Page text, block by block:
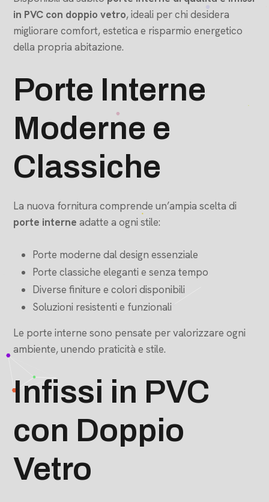
in PVC con doppio vetro, ideali per chi desidera
migliorare comfort, estetica e risparmio energetico
della propria abitazione.
Porte Interne
Moderne e
Classiche
La nuova fornitura comprende un’ampia scelta di
porte interne adatte a ogni stile:
Porte moderne dal design essenziale
Porte classiche eleganti e senza tempo
Diverse finiture e colori disponibili
Soluzioni resistenti e funzionali
Le porte interne sono pensate per valorizzare ogni
ambiente, unendo praticità e stile.
Infissi in PVC
con Doppio
Vetro